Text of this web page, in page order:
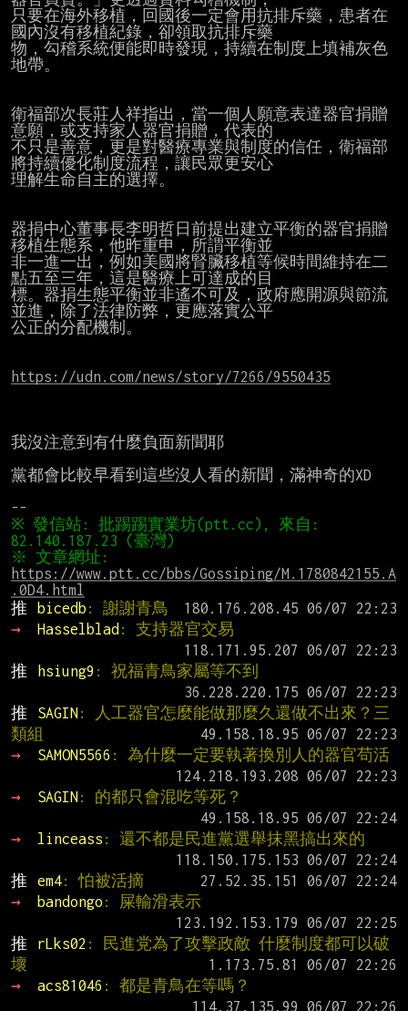
只要在海外移植，回國後一定會用抗排斥藥，患者在
國內沒有移植紀錄，卻領取抗排斥藥
物，勾稽系統便能即時發現，持續在制度上填補灰色
地帶。
衛福部次長莊人祥指出，當一個人願意表達器官捐贈
意願，或支持家人器官捐贈，代表的
不只是善意，更是對醫療專業與制度的信任，衛福部
將持續優化制度流程，讓民眾更安心
理解生命自主的選擇。
器捐中心董事長李明哲日前提出建立平衡的器官捐贈
移植生態系，他昨重申，所謂平衡並
非一進一出，例如美國將腎臟移植等候時間維持在二
點五至三年，這是醫療上可達成的目
標。器捐生態平衡並非遙不可及，政府應開源與節流
並進，除了法律防弊，更應落實公平
公正的分配機制。
https://udn.com/news/story/7266/9550435
我沒注意到有什麼負面新聞耶
黨都會比較早看到這些沒人看的新聞，滿神奇的XD
※ 發信站: 批踢踢實業坊(ptt.cc), 來自:
https://www.ptt.cc/bbs/Gossiping/M.1780842155.A
.0D4.html
推
bicedb : 謝謝青鳥
→
Hasselblad : 支持器官交易
推
hsiung9 : 祝福青鳥家屬等不到
推
SAGIN: 人工器官怎麼能做那麼久還做不出來？三
類組
→
SAMON5566 : 為什麼一定要執著換別人的器官苟活
→
SAGIN: 的都只會混吃等死？
→
linceass : 還不都是民進黨選舉抹黑搞出來的
推
em4: 怕被活摘
→
bandongo : 屎輸滑表示
推
rLks02 : 民進党為了攻擊政敵 什麼制度都可以破
壞
→
acs81046 : 都是青鳥在等嗎？